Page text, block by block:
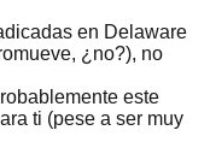
en Delaware
¿no?), no
este
ti (pese a ser muy